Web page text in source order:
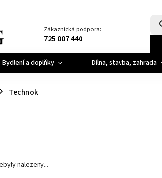
Zákaznická podpora:
725 007 440
Bydlení a doplňky Dílna, stavba, zahrada
/ Technok
nalezeny...